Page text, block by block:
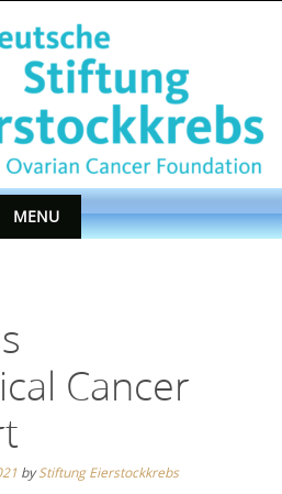
MENU
Cancer
byStiftung Eierstockkrebs